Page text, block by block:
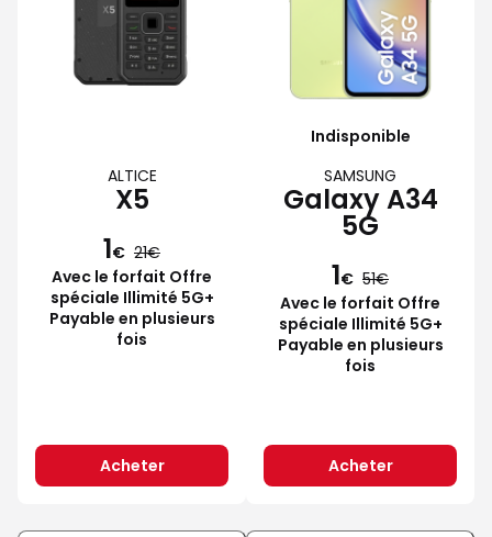
ALTICE
X5
1€ 21
Avec le forfait Offre
spéciale Illimité 5G+
Payable en plusieurs
fois
Acheter
Indisponible
SAMSUNG
Galaxy A34
5G
1€ 51
Avec le forfait Offre
spéciale Illimité 5G+
Payable en plusieurs
fois
Acheter